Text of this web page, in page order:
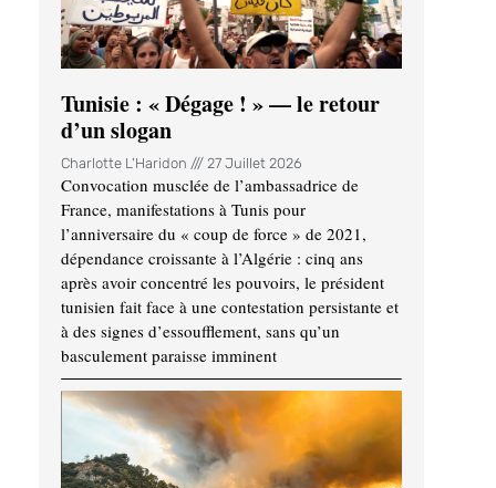
Tunisie : « Dégage ! » — le retour
d’un slogan
Charlotte L'Haridon 27 Juillet 2026
Convocation musclée de l’ambassadrice de
France, manifestations à Tunis pour
l’anniversaire du « coup de force » de 2021,
dépendance croissante à l’Algérie : cinq ans
après avoir concentré les pouvoirs, le président
tunisien fait face à une contestation persistante et
à des signes d’essoufflement, sans qu’un
basculement paraisse imminent